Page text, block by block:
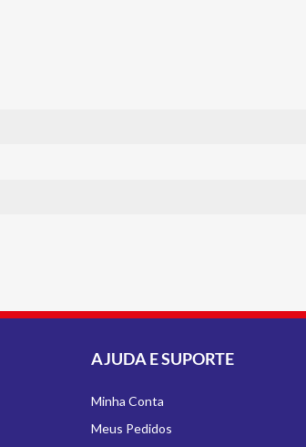
AJUDA E SUPORTE
Minha Conta
Meus Pedidos